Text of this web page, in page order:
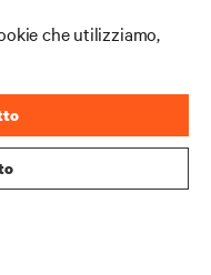
che utilizziamo,